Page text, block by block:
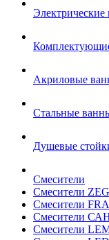
Электрические
Акриловые
Стальные
Душевые
Смесители
Смесители
Смесители
Смесители
Смесители